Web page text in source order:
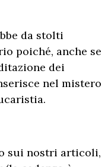
da stolti
poiché, anche se
dei
nel mistero
sui nostri articoli,